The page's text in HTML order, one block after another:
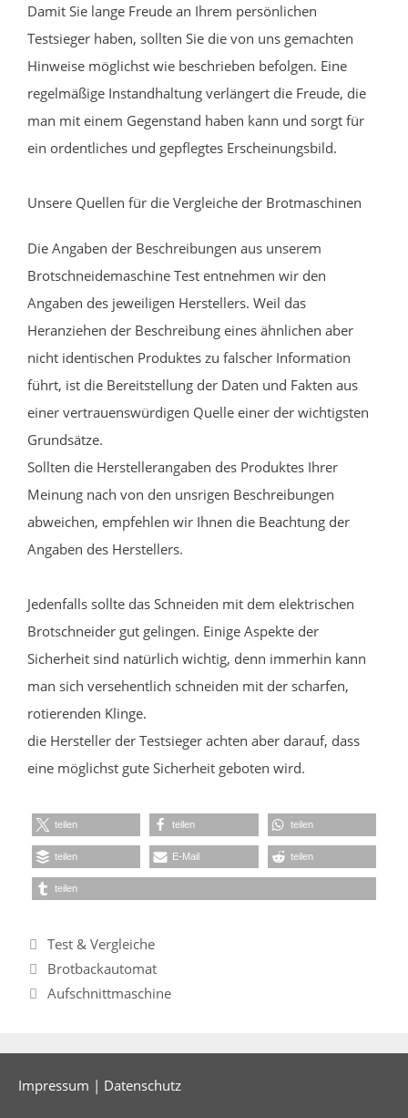
Damit Sie lange Freude an Ihrem persönlichen
Testsieger haben, sollten Sie die von uns gemachten
Hinweise möglichst wie beschrieben befolgen. Eine
regelmäßige Instandhaltung verlängert die Freude, die
man mit einem Gegenstand haben kann und sorgt für
ein ordentliches und gepflegtes Erscheinungsbild.
Unsere Quellen für die Vergleiche der Brotmaschinen
Die Angaben der Beschreibungen aus unserem
Brotschneidemaschine Test entnehmen wir den
Angaben des jeweiligen Herstellers. Weil das
Heranziehen der Beschreibung eines ähnlichen aber
nicht identischen Produktes zu falscher Information
führt, ist die Bereitstellung der Daten und Fakten aus
einer vertrauenswürdigen Quelle einer der wichtigsten
Grundsätze.
Sollten die Herstellerangaben des Produktes Ihrer
Meinung nach von den unsrigen Beschreibungen
abweichen, empfehlen wir Ihnen die Beachtung der
Angaben des Herstellers.
Jedenfalls sollte das Schneiden mit dem elektrischen
Brotschneider gut gelingen. Einige Aspekte der
Sicherheit sind natürlich wichtig, denn immerhin kann
man sich versehentlich schneiden mit der scharfen,
rotierenden Klinge.
die Hersteller der Testsieger achten aber darauf, dass
eine möglichst gute Sicherheit geboten wird.
teilen teilen teilen
teilen E-Mail teilen
teilen
Kategorien
Test & Vergleiche
Brotbackautomat
Aufschnittmaschine
Impressum | Datenschutz